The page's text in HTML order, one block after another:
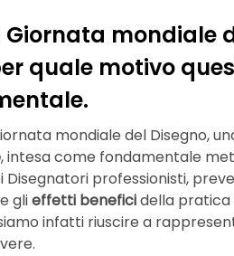
mondiale
quale motivo
mondiale del Disegno,
, intesa come fondamentale
Disegnatori professionisti,
glieffetti beneficidella pratica
infatti riuscire a